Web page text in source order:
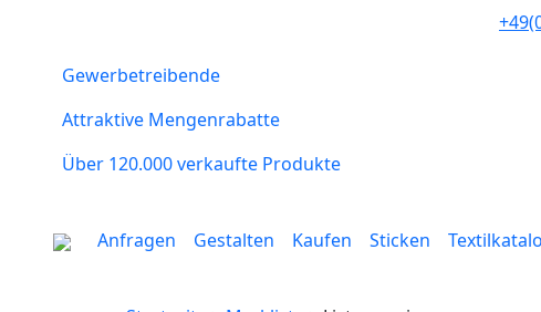
Gewerbetreibende
Attraktive Mengenrabatte
Über 120.000 verkaufte Produkte
Anfragen Gestalten Kaufen Sticken